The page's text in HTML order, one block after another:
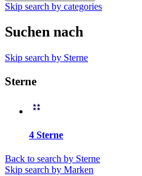
Skip search by categories
Suchen nach
Skip search by Sterne
Sterne
4 Sterne
Back to search by Sterne
Skip search by Marken